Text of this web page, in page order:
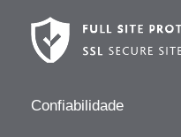
Confiabilidade